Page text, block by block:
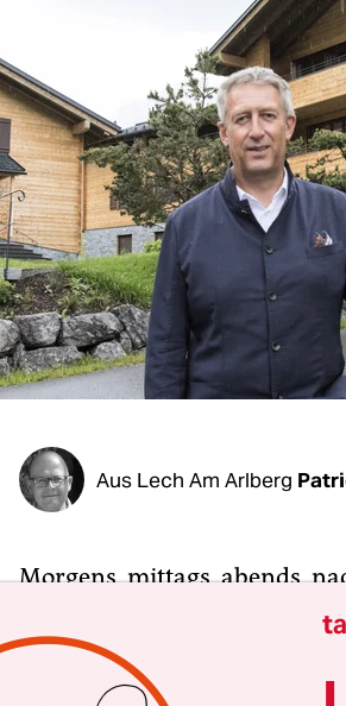
Aus Lech Am Arlberg
Morgens, mittags, abends,
aus dem Fenster schaut,
dunklen Holzverkleidung,
immer leer“, sagt die